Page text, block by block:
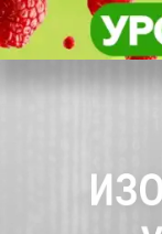
Криминал
Криминал
теме
в